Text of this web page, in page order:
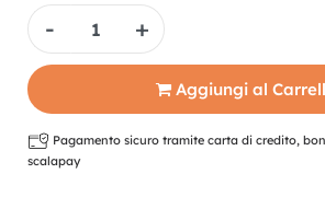
Quantità
Aggiungi al
Pagamento sicuro tramite carta di credito,
scalapay